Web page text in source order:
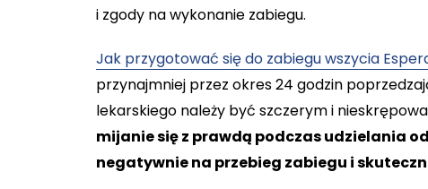
i zgody na wykonanie zabiegu.
Jak przygotować się do zabiegu wszycia
przynajmniej przez okres 24 godzin
lekarskiego należy być szczerym i
mijanie się z prawdą podczas udzielania
negatywnie na przebieg zabiegu i